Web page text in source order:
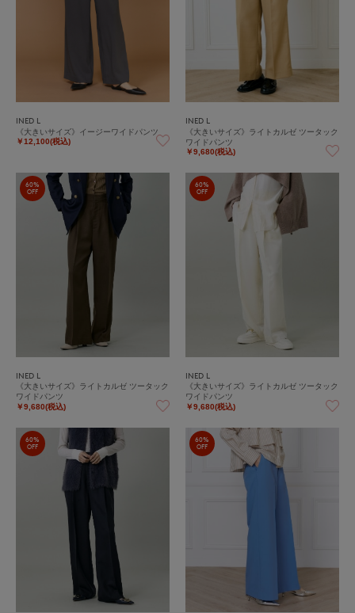
INED L
《大きいサイズ》イージーワイドパンツ
￥12,100(税込)
INED L
《大きいサイズ》ライトカルゼ ツータック
ワイドパンツ
￥9,680(税込)
60%
OFF
INED L
《大きいサイズ》ライトカルゼ ツータック
ワイドパンツ
￥9,680(税込)
60%
OFF
INED L
《大きいサイズ》ライトカルゼ ツータック
ワイドパンツ
￥9,680(税込)
60%
OFF
60%
OFF